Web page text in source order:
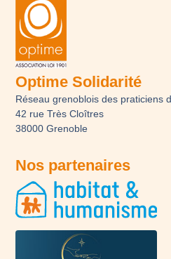
Optime Solidarité
Réseau grenoblois des praticiens
42 rue Très Cloîtres
38000 Grenoble
Nos partenaires